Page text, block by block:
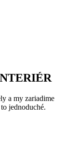
a my zariadime
jednoduché.